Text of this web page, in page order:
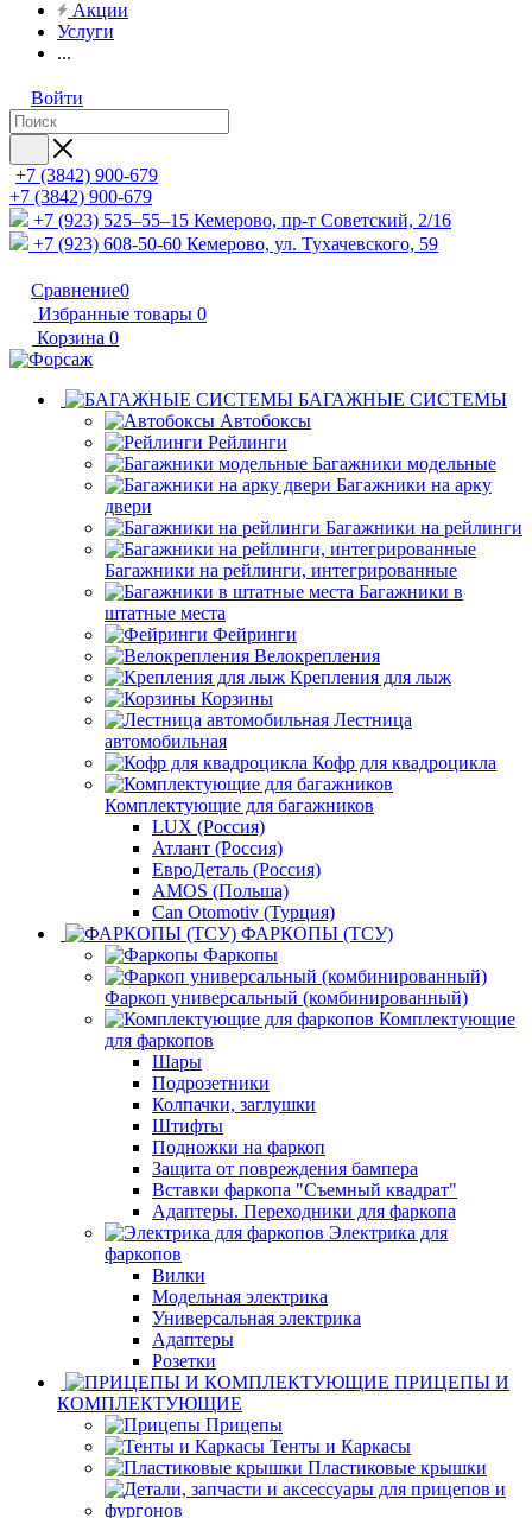
Акции
Услуги
...
Войти
+7 (3842) 900-679
+7 (3842) 900-679
+7 (923) 525–55–15 Кемерово, пр-т Советский, 2/16
+7 (923) 608-50-60 Кемерово, ул. Тухачевского, 59
Сравнение0
Избранные товары 0
Корзина 0
БАГАЖНЫЕ СИСТЕМЫ
Автобоксы
Рейлинги
Багажники модельные
Багажники на арку
двери
Багажники на рейлинги
Багажники на рейлинги, интегрированные
Багажники в
штатные места
Фейринги
Велокрепления
Крепления для лыж
Корзины
Лестница
автомобильная
Кофр для квадроцикла
Комплектующие для багажников
LUX (Россия)
Атлант (Россия)
ЕвроДеталь (Россия)
AMOS (Польша)
Can Otomotiv (Турция)
ФАРКОПЫ (ТСУ)
Фаркопы
Фаркоп универсальный (комбинированный)
Комплектующие
для фаркопов
Шары
Подрозетники
Колпачки, заглушки
Штифты
Подножки на фаркоп
Защита от повреждения бампера
Вставки фаркопа "Съемный квадрат"
Адаптеры. Переходники для фаркопа
Электрика для
фаркопов
Вилки
Модельная электрика
Универсальная электрика
Адаптеры
Розетки
ПРИЦЕПЫ И
КОМПЛЕКТУЮЩИЕ
Прицепы
Тенты и Каркасы
Пластиковые крышки